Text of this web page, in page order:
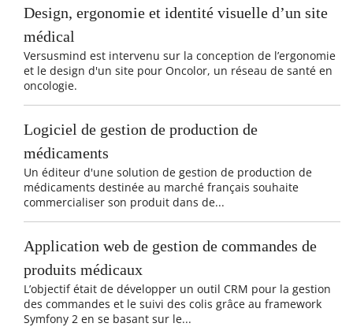
Design, ergonomie et identité visuelle d’un site
médical
Versusmind est intervenu sur la conception de l’ergonomie
et le design d'un site pour Oncolor, un réseau de santé en
oncologie.
Logiciel de gestion de production de
médicaments
Un éditeur d'une solution de gestion de production de
médicaments destinée au marché français souhaite
commercialiser son produit dans de...
Application web de gestion de commandes de
produits médicaux
L’objectif était de développer un outil CRM pour la gestion
des commandes et le suivi des colis grâce au framework
Symfony 2 en se basant sur le...